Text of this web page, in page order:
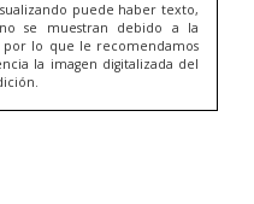
puede haber texto,
se muestran debido a la
por lo que le recomendamos
la imagen digitalizada del